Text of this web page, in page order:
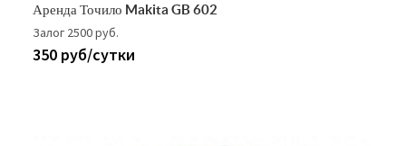
Аренда Точило Makita GB 602
Залог 2500 руб.
350 руб/сутки